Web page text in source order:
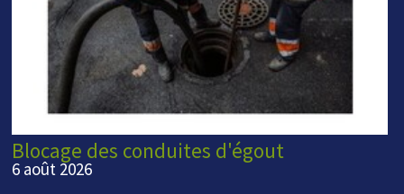
Blocage des conduites d'égout
6 août 2026